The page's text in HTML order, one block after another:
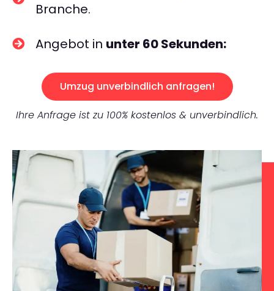
Branche.
Angebot in unter 60 Sekunden:
Umzug unverbindlich anfragen!
Ihre Anfrage ist zu 100% kostenlos & unverbindlich.